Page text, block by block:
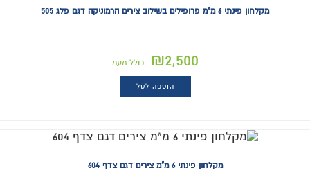
מקלחון פינתי 6 מ"מ פרופילים בשילוב צירים הרמוניקה דגם פלג 505
₪2,500 כולל מעמ
הוספה לסל
מקלחון פינתי 6 מ"מ צירים דגם צדף 604